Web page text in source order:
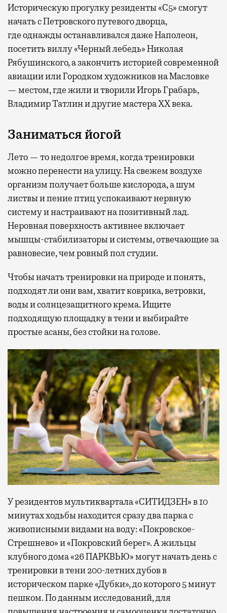
Историческую прогулку резиденты «С5» смогут
начать с Петровского путевого дворца,
гдеоднажды останавливался даже Наполеон,
посетить виллу «Черный лебедь» Николая
Рябушинского, а закончить историей современной
авиации или Городком художников на Масловке
— местом, где жили и творили Игорь Грабарь,
Владимир Татлин и другие мастера XX века.
Заниматься йогой
Лето — то недолгое время, когда тренировки
можно перенести на улицу. На свежем воздухе
организм получает больше кислорода, а шум
листвы и пение птиц успокаивают нервную
систему и настраивают на позитивный лад.
Неровная поверхность активнее включает
мышцы-стабилизаторы и системы, отвечающие за
равновесие, чем ровный пол студии.
Чтобы начать тренировки на природе и понять,
подходят ли они вам, хватит коврика, ветровки,
воды и солнцезащитного крема. Ищите
подходящую площадку в тени и выбирайте
простые асаны, без стойки на голове.
У резидентов мультиквартала «СИТИДЗЕН» в 10
минутах ходьбы находится сразу два парка с
живописными видами на воду: «Покровское-
Стрешнево» и «Покровский берег». А жильцы
клубного дома «26 ПАРКВЬЮ» могут начать день с
тренировки в тени 200-летних дубов в
историческом парке «Дубки», до которого 5 минут
пешком. По данным исследований, для